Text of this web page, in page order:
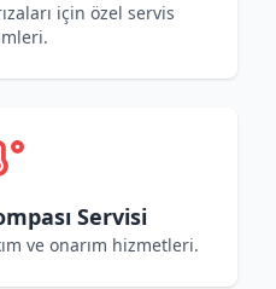
için özel servis
Servisi
ve onarım hizmetleri.